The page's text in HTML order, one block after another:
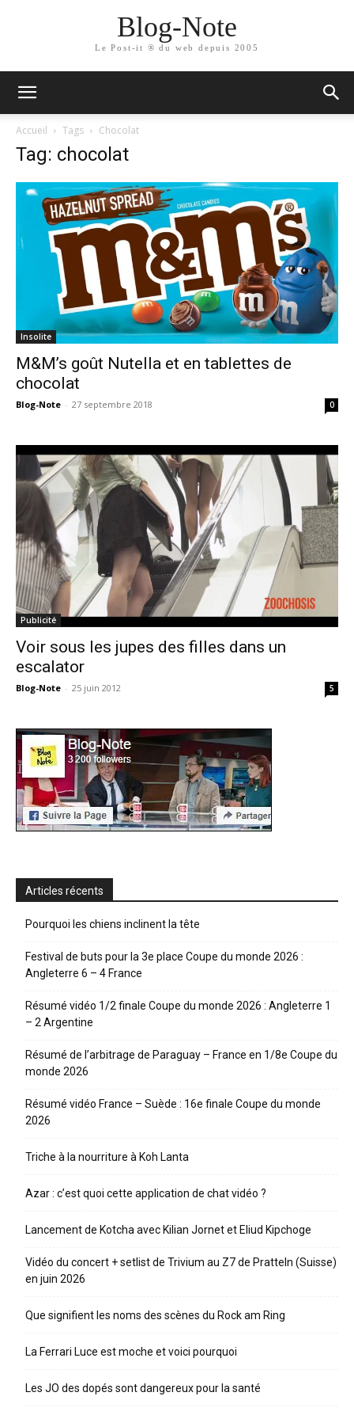
Blog-Note
Le Post-it ® du web depuis 2005
Accueil Tags Chocolat
Tag: chocolat
Insolite
M&M’s goût Nutella et en tablettes de
chocolat
Blog-Note - 27 septembre 2018 0
Publicité
Voir sous les jupes des filles dans un
escalator
Blog-Note - 25 juin 2012 5
Articles récents
Pourquoi les chiens inclinent la tête
Festival de buts pour la 3e place Coupe du monde 2026 :
Angleterre 6 – 4 France
Résumé vidéo 1/2 finale Coupe du monde 2026 : Angleterre 1
– 2 Argentine
Résumé de l’arbitrage de Paraguay – France en 1/8e Coupe du
monde 2026
Résumé vidéo France – Suède : 16e finale Coupe du monde
2026
Triche à la nourriture à Koh Lanta
Azar : c’est quoi cette application de chat vidéo ?
Lancement de Kotcha avec Kilian Jornet et Eliud Kipchoge
Vidéo du concert + setlist de Trivium au Z7 de Pratteln (Suisse)
en juin 2026
Que signifient les noms des scènes du Rock am Ring
La Ferrari Luce est moche et voici pourquoi
Les JO des dopés sont dangereux pour la santé